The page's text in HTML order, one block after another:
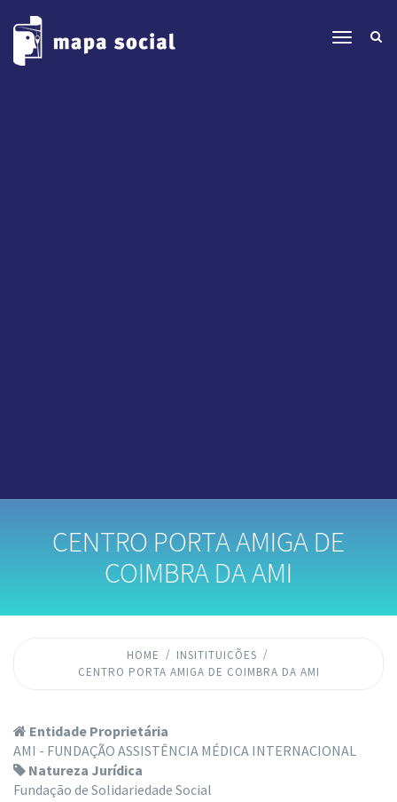
CENTRO PORTA AMIGA DE
COIMBRA DA AMI
HOME
INSITITUICÕES
CENTRO PORTA AMIGA DE COIMBRA DA AMI
Entidade Proprietária
AMI - FUNDAÇÃO ASSISTÊNCIA MÉDICA INTERNACIONAL
Natureza Jurídica
Fundação de Solidariedade Social